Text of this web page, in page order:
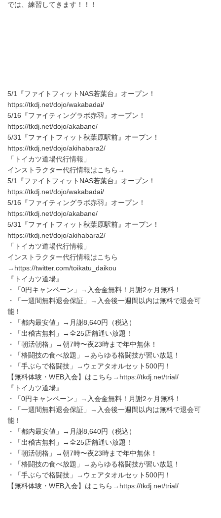
では、練習してきます！！！
5/1『ファイトフィットNAS若葉台』オープン！
https://tkdj.net/dojo/wakabadai/
5/16『ファイティングラボ赤羽』オープン！
https://tkdj.net/dojo/akabane/
5/31『ファイトフィット秋葉原駅前』オープン！
https://tkdj.net/dojo/akihabara2/
「トイカツ道場代行情報」
インストラクター代行情報はこちら→
5/1『ファイトフィットNAS若葉台』オープン！
https://tkdj.net/dojo/wakabadai/
5/16『ファイティングラボ赤羽』オープン！
https://tkdj.net/dojo/akabane/
5/31『ファイトフィット秋葉原駅前』オープン！
https://tkdj.net/dojo/akihabara2/
「トイカツ道場代行情報」
インストラクター代行情報はこちら
→https://twitter.com/toikatu_daikou
『トイカツ道場』
・「0円キャンペーン」→入会金無料！月謝2ヶ月無料！
・「一週間無料退会保証」→入会後一週間以内は無料で退会可
能！
・「都内最安値」→月謝8,640円（税込）
・「出稽古無料」→全25店舗通い放題！
・「朝活朝格」→朝7時〜夜23時まで年中無休！
・「格闘技の食べ放題」→あらゆる格闘技が習い放題！
・「手ぶらで格闘技」→ウェアタオルセット500円！
【無料体験・WEB入会】はこちら→https://tkdj.net/trial/
『トイカツ道場』
・「0円キャンペーン」→入会金無料！月謝2ヶ月無料！
・「一週間無料退会保証」→入会後一週間以内は無料で退会可
能！
・「都内最安値」→月謝8,640円（税込）
・「出稽古無料」→全25店舗通い放題！
・「朝活朝格」→朝7時〜夜23時まで年中無休！
・「格闘技の食べ放題」→あらゆる格闘技が習い放題！
・「手ぶらで格闘技」→ウェアタオルセット500円！
【無料体験・WEB入会】はこちら→https://tkdj.net/trial/